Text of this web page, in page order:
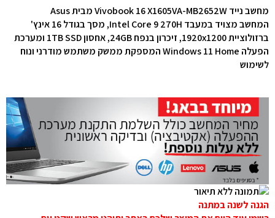
מחשב נייד Vivobook 16 X1605VA-MB2652W מבית
המחשב מצויד במעבד Intel Core 9 270H,
מסך בגודל 16 אינץ'
ברזולוציית 1920x1200,
זיכרון בנפח 24GB, אחסון 1TB SSD ומערכת
הפעלה Windows 11 Home המספקת ממשק משתמש מודרני ונוח
לשימוש
הגנה לשנה במתנה